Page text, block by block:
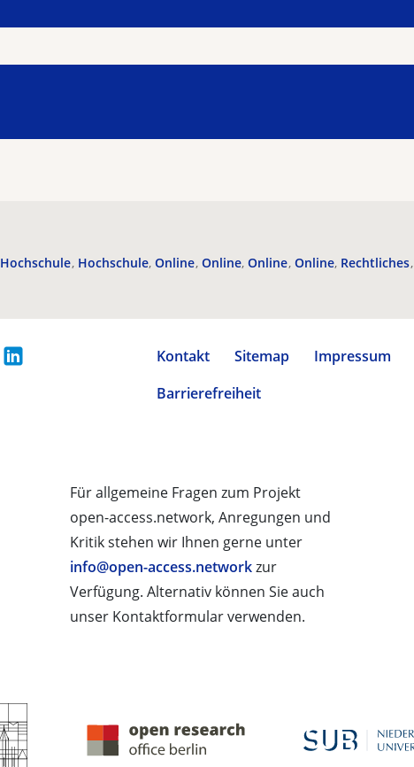
Hochschule Hochschule Online Online Online Online Rechtliches
Kontakt Sitemap Impressum
Barrierefreiheit
Für allgemeine Fragen zum Projekt
open-access.network, Anregungen und
Kritik stehen wir Ihnen gerne unter
info@open-access.networkzur
Verfügung. Alternativ können Sie auch
unser Kontaktformular verwenden.